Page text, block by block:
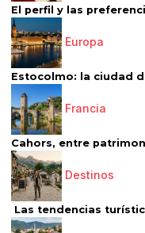
El perfil y las
Europa
Estocolmo: la ciudad
Francia
Cahors, entre
Destinos
Las tendencias